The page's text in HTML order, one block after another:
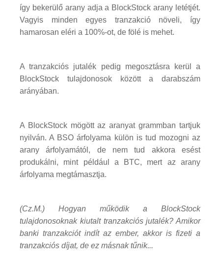
így bekerülő arany adja a BlockStock arany letétjét.
Vagyis minden egyes tranzakció növeli, így
hamarosan eléri a 100%-ot, de fölé is mehet.
A tranzakciós jutalék pedig megosztásra kerül a
BlockStock tulajdonosok között a darabszám
arányában.
A BlockStock mögött az aranyat grammban tartjuk
nyilván. A BSO árfolyama külön is tud mozogni az
arany árfolyamától, de nem tud akkora esést
produkálni, mint például a BTC, mert az arany
árfolyama megtámasztja.
(Cz.M.) Hogyan működik a BlockStock
tulajdonosoknak kiutalt tranzakciós jutalék? Amikor
banki tranzakciót indít az ember, akkor is fizeti a
tranzakciós díjat, de ez másnak tűnik...